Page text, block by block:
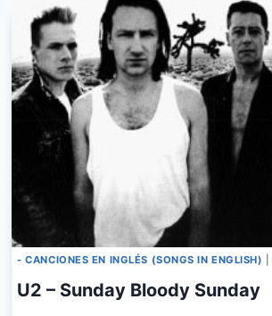
WITHOUT
YOU
- CANCIONES EN INGLÉS (SONGS IN ENGLISH)
U2 – Sunday Bloody Sunday